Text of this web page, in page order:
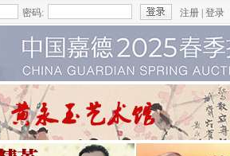
密码: 注册 登录